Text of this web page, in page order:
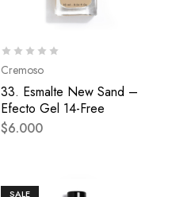
Cremoso
33. Esmalte New Sand –
Efecto Gel 14-Free
$6.000
SALE